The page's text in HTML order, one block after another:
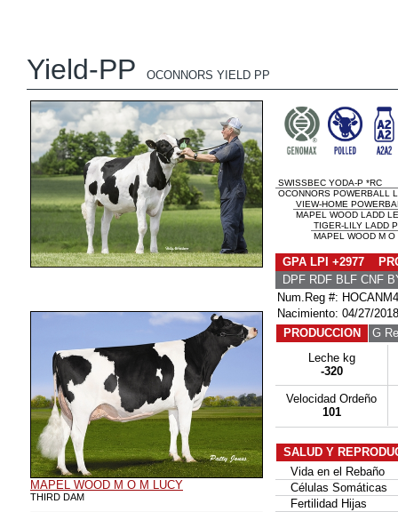
Yield-PP OCONNORS YIELD PP
MAPEL WOOD M O M LUCY
THIRD DAM
SWISSBEC YODA-P *RC
OCONNORS POWERBALL
VIEW-HOME
MAPEL WOOD LADD
TIGER-LILY LADD
MAPEL WOOD M
GPA LPI +2977
DPF RDF BLF CNF
Num.Reg #:
Nacimiento: 04/27/2018
PRODUCCION
G
Leche kg
-320
Velocidad Ordeño
101
SALUD Y
Vida en el Rebaño
Células Somáticas
Fertilidad Hijas